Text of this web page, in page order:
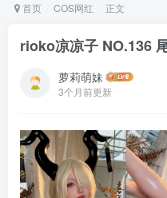
首页 COS网红 正文
rioko凉凉子 NO.136
萝莉萌妹
3个月前更新